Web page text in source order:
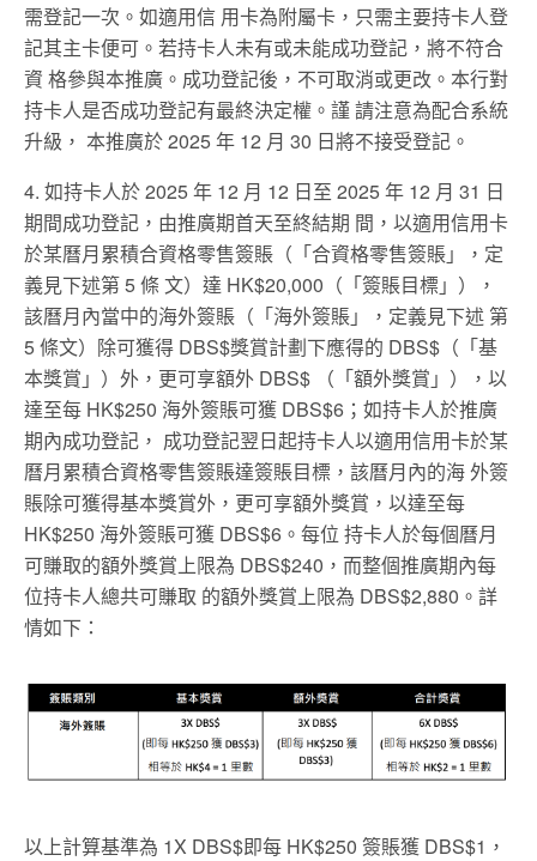
需登記一次。如適用信 用卡為附屬卡，只需主要持卡人登
記其主卡便可。若持卡人未有或未能成功登記，將不符合
資 格參與本推廣。成功登記後，不可取消或更改。本行對
持卡人是否成功登記有最終決定權。謹 請注意為配合系統
升級， 本推廣於 2025 年 12 月 30 日將不接受登記。
4. 如持卡人於 2025 年 12 月 12 日至 2025 年 12 月 31 日
期間成功登記，由推廣期首天至終結期 間，以適用信用卡
於某曆月累積合資格零售簽賬（「合資格零售簽賬」，定
義見下述第 5 條 文）達 HK$20,000（「簽賬目標」），
該曆月內當中的海外簽賬（「海外簽賬」，定義見下述 第
5 條文）除可獲得 DBS$獎賞計劃下應得的 DBS$（「基
本獎賞」）外，更可享額外 DBS$ （「額外獎賞」），以
達至每 HK$250 海外簽賬可獲 DBS$6；如持卡人於推廣
期內成功登記， 成功登記翌日起持卡人以適用信用卡於某
曆月累積合資格零售簽賬達簽賬目標，該曆月內的海 外簽
賬除可獲得基本獎賞外，更可享額外獎賞，以達至每
HK$250 海外簽賬可獲 DBS$6。每位 持卡人於每個曆月
可賺取的額外獎賞上限為 DBS$240，而整個推廣期內每
位持卡人總共可賺取 的額外獎賞上限為 DBS$2,880。詳
情如下：
以上計算基準為 1X DBS$即每 HK$250 簽賬獲 DBS$1，